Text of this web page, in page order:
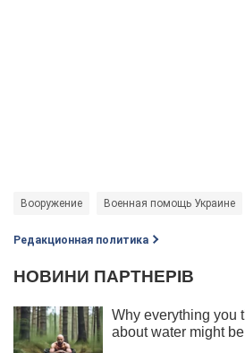
Вооружение Военная помощь Украине
Редакционная политика